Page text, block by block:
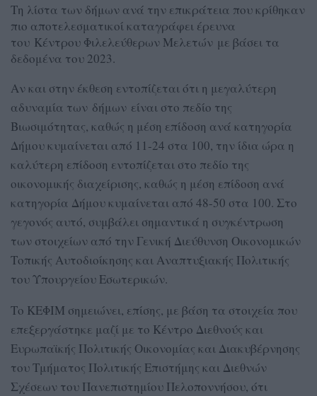
Τη λίστα των δήμων ανά την επικράτεια που κρίθηκαν
πιο αποτελεσματικοί καταγράφει έρευνα
του Κέντρου Φιλελεύθερων Μελετών με βάσει τα
δεδομένα του 2023.
Αν και στην έκθεση εντοπίζεται ότι η μεγαλύτερη
αδυναμία των δήμων είναι στο πεδίο της
Βιωσιμότητας, καθώς η μέση επίδοση ανά κατηγορία
Δήμου κυμαίνεται από 11-24 στα 100, την ίδια ώρα η
καλύτερη επίδοση εντοπίζεται στο πεδίο της
οικονομικής διαχείρισης, καθώς η μέση επίδοση ανά
κατηγορία Δήμου κυμαίνεται από 48-50 στα 100. Στο
γεγονός αυτό, συμβάλει σημαντικά η συγκέντρωση
των στοιχείων από την Γενική Διεύθυνση Οικονομικών
Τοπικής Αυτοδιοίκησης και Αναπτυξιακής Πολιτικής
του Υπουργείου Εσωτερικών.
Το ΚΕΦΙΜ σημειώνει, επίσης, με βάση τα στοιχεία που
επεξεργάστηκε μαζί με το Κέντρο Διεθνούς και
Ευρωπαϊκής Πολιτικής Οικονομίας και Διακυβέρνησης
του Τμήματος Πολιτικής Επιστήμης και Διεθνών
Σχέσεων του Πανεπιστημίου Πελοποννήσου, ότι